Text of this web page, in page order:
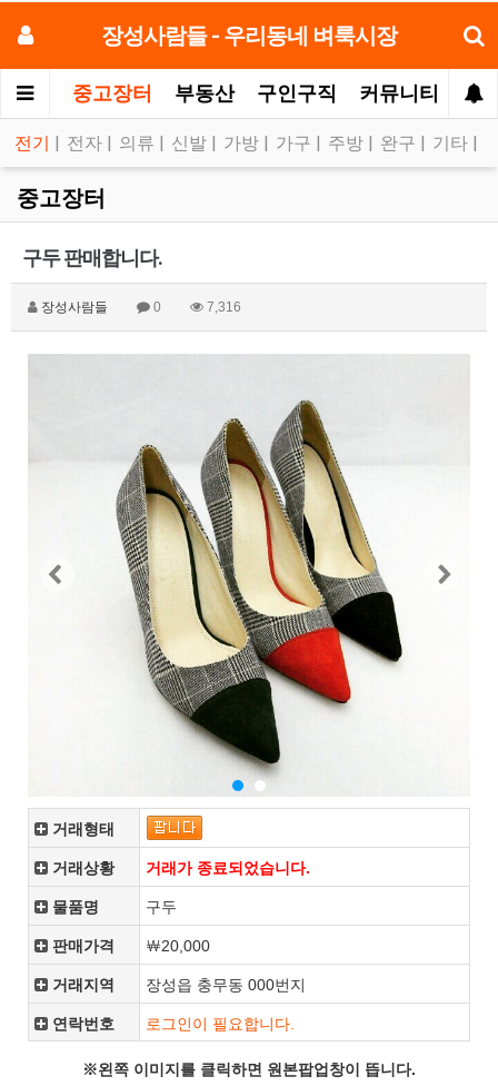
장성사람들 - 우리동네 벼룩시장
중고장터 부동산 구인구직 커뮤니티 모
전기 | 전자 | 의류 | 신발 | 가방 | 가구 | 주방 | 완구 | 기타 |
중고장터
구두 판매합니다.
장성사람들 0 7,316
거래형태
거래상황 거래가 종료되었습니다.
물품명 구두
판매가격 ￦20,000
거래지역 장성읍 충무동 000번지
연락번호
※왼쪽 이미지를 클릭하면 원본팝업창이 뜹니다.